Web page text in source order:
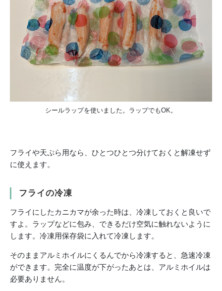
シールラップを使いました。ラップでもOK。
フライや天ぷら用なら、ひとつひとつ分けておくと解凍せず
に使えます。
フライの冷凍
フライにしたカニカマが余った時は、冷凍しておくと良いで
すよ。ラップなどに包み、できるだけ空気に触れないように
します。冷凍用保存袋に入れて冷凍します。
そのままアルミホイルにくるんでから冷凍すると、急速冷凍
ができます。完全に温度が下がったあとは、アルミホイルは
必要ありません。